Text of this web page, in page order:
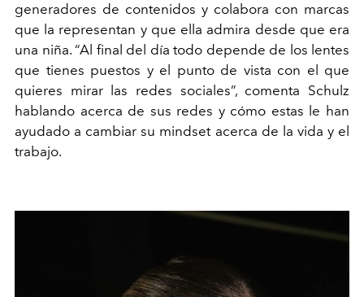
generadores de contenidos y colabora con marcas
que la representan y que ella admira desde que era
una niña. “Al final del día todo depende de los lentes
que tienes puestos y el punto de vista con el que
quieres mirar las redes sociales”, comenta Schulz
hablando acerca de sus redes y cómo estas le han
ayudado a cambiar su mindset acerca de la vida y el
trabajo.